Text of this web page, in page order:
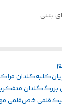
بتنی
کلبهگلدان
بزرگگلدان متفکر
قلمی خاصقلمی